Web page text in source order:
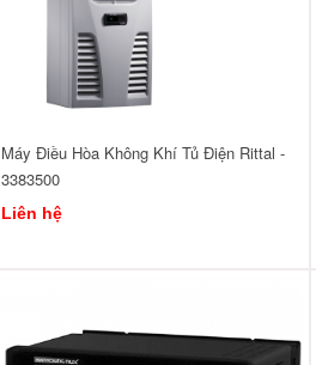
Máy Điều Hòa Không Khí Tủ Điện Rittal -
3383500
Liên hệ